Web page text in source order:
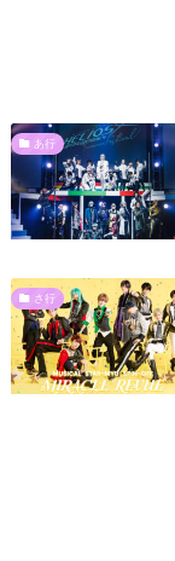
あ行
さ行